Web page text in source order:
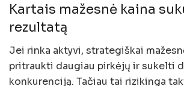
Kartais mažesnė kaina
rezultatą
Jei rinka aktyvi, strategiškai
pritraukti daugiau pirkėjų ir sukelti
konkurenciją. Tačiau tai rizikinga